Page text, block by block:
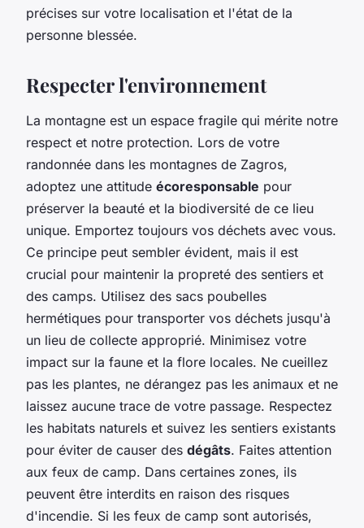
précises sur votre localisation et l'état de la
personne blessée.
Respecter l'environnement
La montagne est un espace fragile qui mérite notre
respect et notre protection. Lors de votre
randonnée dans les montagnes de Zagros,
adoptez une attitude écoresponsable pour
préserver la beauté et la biodiversité de ce lieu
unique. Emportez toujours vos déchets avec vous.
Ce principe peut sembler évident, mais il est
crucial pour maintenir la propreté des sentiers et
des camps. Utilisez des sacs poubelles
hermétiques pour transporter vos déchets jusqu'à
un lieu de collecte approprié. Minimisez votre
impact sur la faune et la flore locales. Ne cueillez
pas les plantes, ne dérangez pas les animaux et ne
laissez aucune trace de votre passage. Respectez
les habitats naturels et suivez les sentiers existants
pour éviter de causer des dégâts. Faites attention
aux feux de camp. Dans certaines zones, ils
peuvent être interdits en raison des risques
d'incendie. Si les feux de camp sont autorisés,